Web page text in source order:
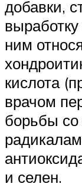
добавки,
ним
кислота
врачом
борьбы
и селен.